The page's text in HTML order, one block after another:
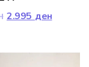
2.995 ден